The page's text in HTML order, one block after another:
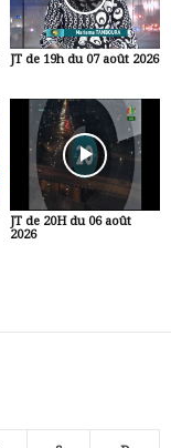
JT de 19h du 07 août 2026
JT de 20H du 06 août
2026